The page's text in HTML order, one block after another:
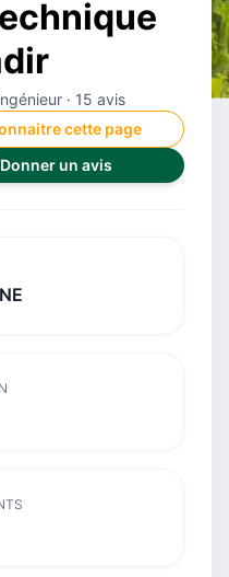
· 15 avis
cette page
Donner un avis